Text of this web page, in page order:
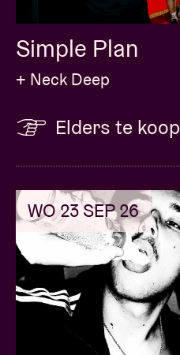
Simple Plan
+ Neck Deep
Elders te koop
WO 23 SEP 26